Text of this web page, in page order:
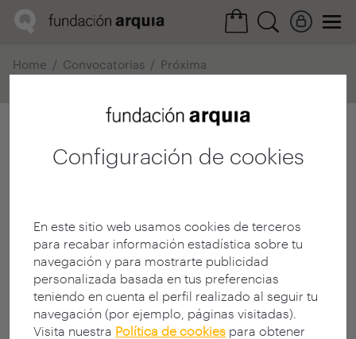
Configuración de cookies
En este sitio web usamos cookies de terceros
para recabar información estadística sobre tu
navegación y para mostrarte publicidad
personalizada basada en tus preferencias
teniendo en cuenta el perfil realizado al seguir tu
navegación (por ejemplo, páginas visitadas).
Visita nuestra Política de cookies para obtener
Home Convocatorias
Próxima